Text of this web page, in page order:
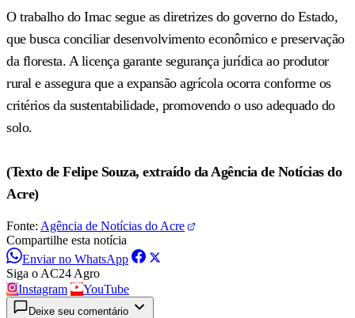
O trabalho do Imac segue as diretrizes do governo do Estado,
que busca conciliar desenvolvimento econômico e preservação
da floresta. A licença garante segurança jurídica ao produtor
rural e assegura que a expansão agrícola ocorra conforme os
critérios da sustentabilidade, promovendo o uso adequado do
solo.
(Texto de Felipe Souza, extraído da Agência de Notícias do
Acre)
Fonte: Agência de Notícias do Acre
Compartilhe esta notícia
Enviar no WhatsApp
Siga o AC24 Agro
Instagram
YouTube
Deixe seu comentário